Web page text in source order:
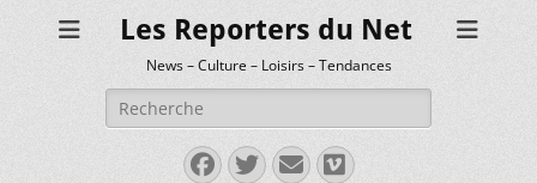
Les Reporters du Net
News – Culture – Loisirs – Tendances
Rechercher :
Facebook
Twitter
E-
Vimeo